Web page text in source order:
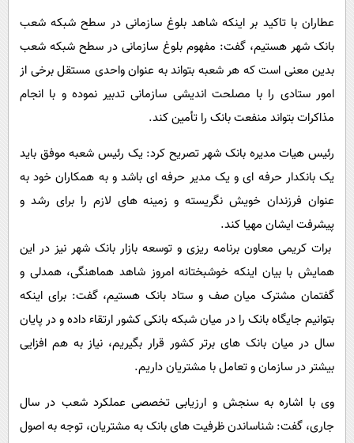
عطاران با تاکید بر اینکه شاهد بلوغ سازمانی در سطح شبکه شعب
بانک شهر هستیم، گفت: مفهوم بلوغ سازمانی در سطح شبکه شعب
بدین معنی است که هر شعبه بتواند به عنوان واحدی مستقل برخی از
امور ستادی را با مصلحت اندیشی سازمانی تدبیر نموده و با انجام
مذاکرات بتواند منفعت بانک را تأمین کند.
رئیس هیات مدیره بانک شهر تصریح کرد: یک رئیس شعبه موفق باید
یک بانکدار حرفه ای و یک مدیر حرفه ای باشد و به همکاران خود به
عنوان فرزندان خویش نگریسته و زمینه های لازم را برای رشد و
پیشرفت ایشان مهیا کند.
برات کریمی معاون برنامه ریزی و توسعه بازار بانک شهر نیز در این
همایش با بیان اینکه خوشبختانه امروز شاهد هماهنگی، همدلی و
گفتمان مشترک میان صف و ستاد بانک هستیم، گفت: برای اینکه
بتوانیم جایگاه بانک را در میان شبکه بانکی کشور ارتقاء داده و در پایان
سال در میان بانک های برتر کشور قرار بگیریم، نیاز به هم افزایی
بیشتر در سازمان و تعامل با مشتریان داریم.
وی با اشاره به سنجش و ارزیابی تخصصی عملکرد شعب در سال
جاری، گفت: شناساندن ظرفیت های بانک به مشتریان، توجه به اصول